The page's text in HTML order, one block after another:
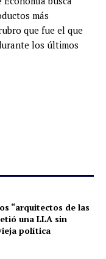
más
que fue el que
los últimos
“arquitectos de las
una LLA sin
política